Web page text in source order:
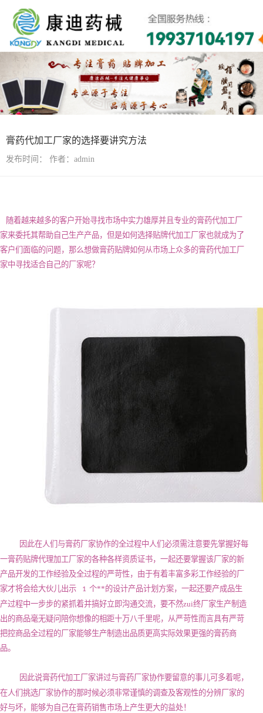
行业资讯
膏药代加工厂家的选择要讲究方法
发布时间： 作者：admin
随着越来越多的客户开始寻找市场中实力雄厚并且专业的膏药代加工厂
家来委托其帮助自己生产产品，但是如何选择贴牌代加工厂家也就成为了
客户们面临的问题，那么想做膏药贴牌如何从市场上众多的膏药代加工厂
家中寻找适合自己的厂家呢？
因此在人们与膏药厂家协作的全过程中人们必须需注意要先掌握好每
一膏药贴牌代理加工厂家的各种各样资质证书，一起还要掌握该厂家的新
产品开发的工作经验及全过程的严苛性，由于有着丰富多彩工作经验的厂
家才将会给大伙儿出示
1 个**的设计产品计划方案，一起还要产成品生
产过程中一步步的紧抓着并搞好立即沟通交流，要不然zui终厂家生产制造
出的商品毫无疑问陪你想像的相距十万八千里呢，从严苛性而言具有严苛
把控商品全过程的厂家能够生产制造出品质更高实际效果更强的膏药商
品。
因此说膏药代加工厂家讲过与膏药厂家协作要留意的事儿可多着呢，
在人们挑选厂家协作的那时候必须非常谨慎的调查及客观性的分辨厂家的
好与坏，能够为自己在膏药销售市场上产生更大的益处！